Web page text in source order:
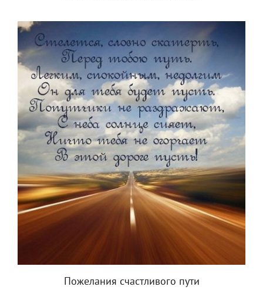
Пожелания счастливого пути